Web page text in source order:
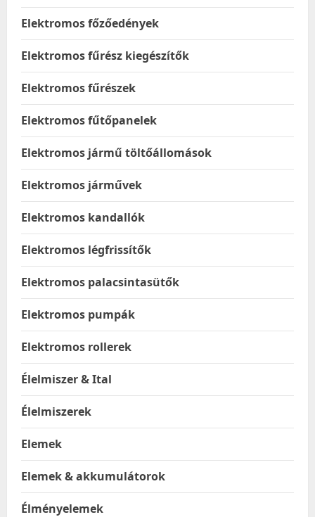
Elektromos főzőedények
Elektromos fűrész kiegészítők
Elektromos fűrészek
Elektromos fűtőpanelek
Elektromos jármű töltőállomások
Elektromos járművek
Elektromos kandallók
Elektromos légfrissítők
Elektromos palacsintasütők
Elektromos pumpák
Elektromos rollerek
Élelmiszer & Ital
Élelmiszerek
Elemek
Elemek & akkumulátorok
Élményelemek